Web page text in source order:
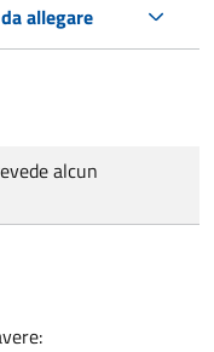
allegare
alcun